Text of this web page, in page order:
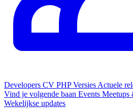
Developers CV PHP Versies Actuele
Vind je volgende baan Events Meetups
Wekelijkse updates